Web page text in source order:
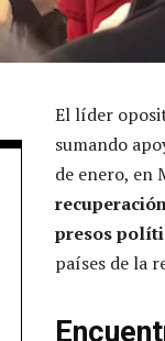
El líder
sumando
de enero, en
presos
países de la